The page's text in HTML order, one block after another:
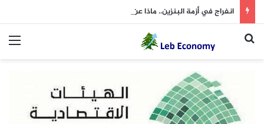
انفراج في أزمة البنزين.. ماذا عن اتجاه الأسعار في جدول الثلاثاء؟
بحث عن